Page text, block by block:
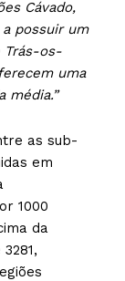
Cávado,
possuir um
Trás-os-
uma
média.”
as sub-
em
1000
da